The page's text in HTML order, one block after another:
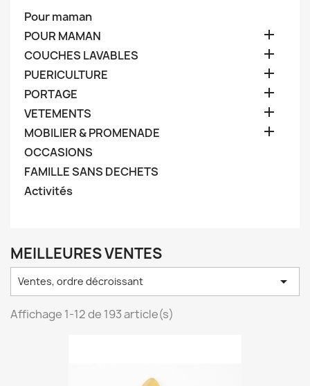
Pour maman
POUR MAMAN

COUCHES LAVABLES 
PUERICULTURE 
PORTAGE 
VETEMENTS 
MOBILIER & PROMENADE 
OCCASIONS
FAMILLE SANS DECHETS
Activités
MEILLEURES VENTES
Ventes, ordre décroissant 
Affichage 1-12 de 193 article(s)